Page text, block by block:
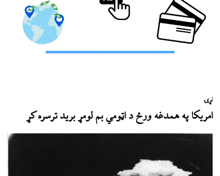
نړۍ
امریکا په همدغه ورځ د اټومي بم لومړ برید ترسره کړ